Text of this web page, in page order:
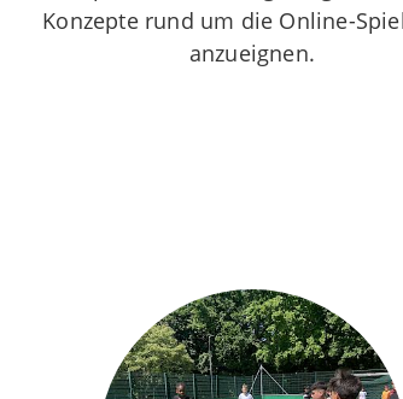
Konzepte rund um die Online-
anzueignen.